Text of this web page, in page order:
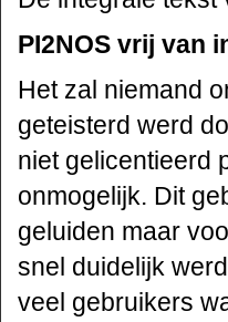
PI2NOS vrij van
Het zal niemand
geteisterd werd
niet gelicentieerd
onmogelijk. Dit
geluiden maar
snel duidelijk
veel gebruikers